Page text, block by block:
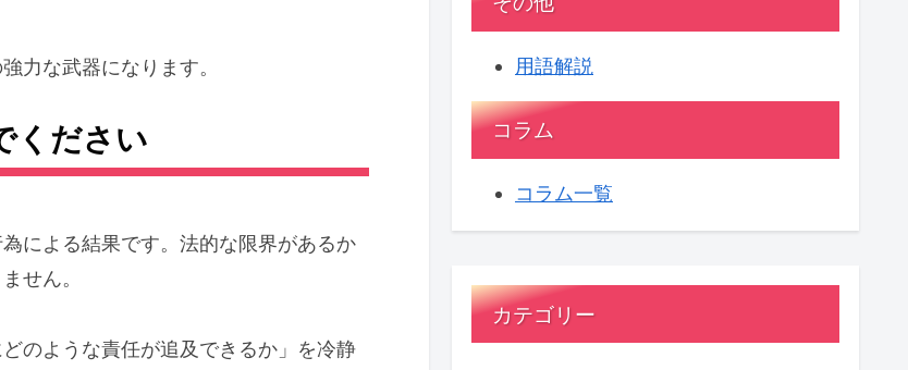
力な武器になります。
ください
による結果です。法的な限界があるか
せん。
のような責任が追及できるか」を冷静
用語解説
コラム
コラム一覧
カテゴリー